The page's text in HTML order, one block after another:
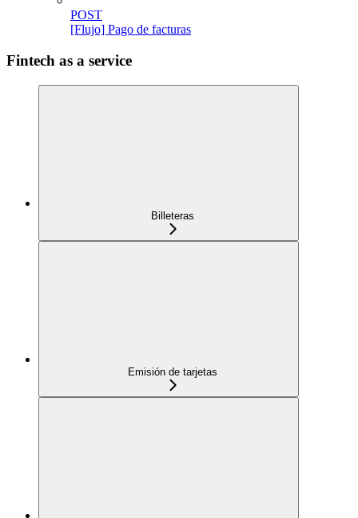
POST
[Flujo] Pago de facturas
Fintech as a service
Billeteras
Emisión de tarjetas